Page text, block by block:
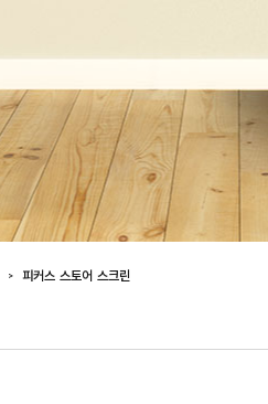
피커스 스토어 스크린